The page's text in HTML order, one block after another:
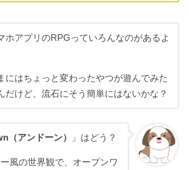
ホアプリのRPGっていろんなのがあるよ
にはちょっと変わったやつが遊んでみた
だけど、流石にそう簡単にはないかな？
（アンドーン） 」はどう？
風の世界観で、オープンワ